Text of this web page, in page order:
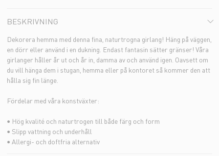
BESKRIVNING
Dekorera hemma med denna fina, naturtrogna girlang! Häng på väggen,
en dörr eller använd i en dukning. Endast fantasin sätter gränser! Våra
girlanger håller år ut och år in, damma av och använd igen. Oavsett om
du vill hänga dem i stugan, hemma eller på kontoret så kommer den att
hålla sig fin länge.
Fördelar med våra konstväxter:
• Hög kvalité och naturtrogen till både färg och form
• Slipp vattning och underhåll
• Allergi- och doftfria alternativ